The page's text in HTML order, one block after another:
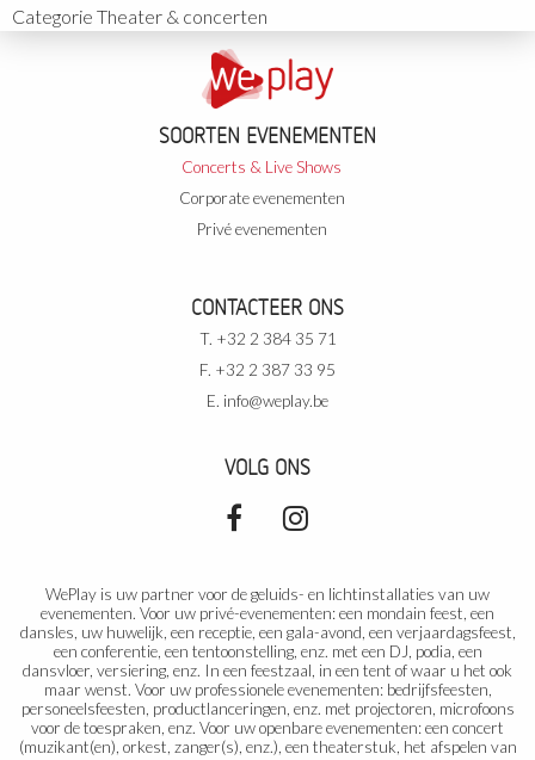
Categorie Theater & concerten
SOORTEN EVENEMENTEN
Concerts & Live Shows
Corporate evenementen
Privé evenementen
CONTACTEER ONS
T. +32 2 384 35 71
F. +32 2 387 33 95
E. info@weplay.be
VOLG ONS
WePlay is uw partner voor de geluids- en lichtinstallaties van uw
evenementen. Voor uw privé-evenementen: een mondain feest, een
dansles, uw huwelijk, een receptie, een gala-avond, een verjaardagsfeest,
een conferentie, een tentoonstelling, enz. met een DJ, podia, een
dansvloer, versiering, enz. In een feestzaal, in een tent of waar u het ook
maar wenst. Voor uw professionele evenementen: bedrijfsfeesten,
personeelsfeesten, productlanceringen, enz. met projectoren, microfoons
voor de toespraken, enz. Voor uw openbare evenementen: een concert
(muzikant(en), orkest, zanger(s), enz.), een theaterstuk, het afspelen van